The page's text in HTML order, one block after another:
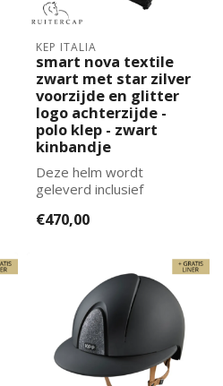
KEP ITALIA
smart nova textile
zwart met star zilver
voorzijde en glitter
logo achterzijde -
polo klep - zwart
kinbandje
Deze helm wordt
geleverd inclusief
maat binnenvoering k...
€470,00